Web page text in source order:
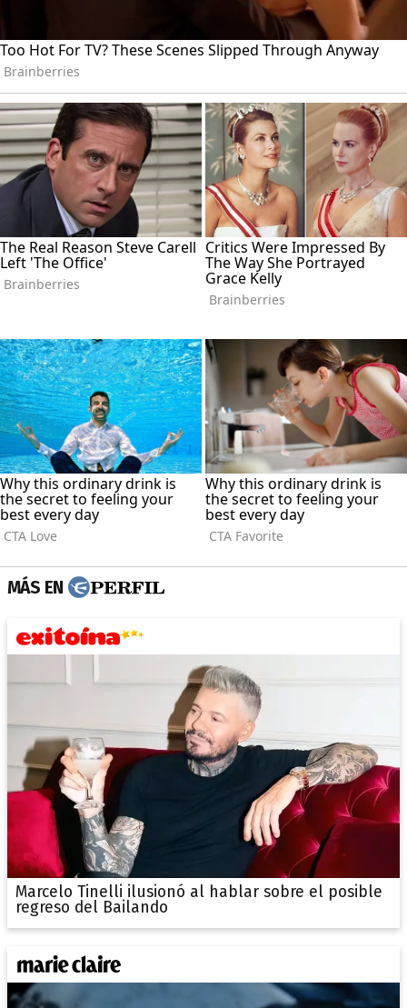
MÁS EN
Marcelo Tinelli ilusionó al hablar sobre el posible
regreso del Bailando